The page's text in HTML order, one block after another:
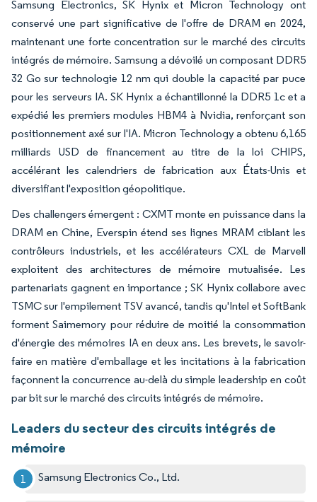
Samsung Electronics, SK Hynix et Micron Technology ont
conservé une part significative de l'offre de DRAM en 2024,
maintenant une forte concentration sur le marché des circuits
intégrés de mémoire. Samsung a dévoilé un composant DDR5
32 Go sur technologie 12 nm qui double la capacité par puce
pour les serveurs IA. SK Hynix a échantillonné la DDR5 1c et a
expédié les premiers modules HBM4 à Nvidia, renforçant son
positionnement axé sur l'IA. Micron Technology a obtenu 6,165
milliards USD de financement au titre de la loi CHIPS,
accélérant les calendriers de fabrication aux États-Unis et
diversifiant l'exposition géopolitique.
Des challengers émergent : CXMT monte en puissance dans la
DRAM en Chine, Everspin étend ses lignes MRAM ciblant les
contrôleurs industriels, et les accélérateurs CXL de Marvell
exploitent des architectures de mémoire mutualisée. Les
partenariats gagnent en importance ; SK Hynix collabore avec
TSMC sur l'empilement TSV avancé, tandis qu'Intel et SoftBank
forment Saimemory pour réduire de moitié la consommation
d'énergie des mémoires IA en deux ans. Les brevets, le savoir-
faire en matière d'emballage et les incitations à la fabrication
façonnent la concurrence au-delà du simple leadership en coût
par bit sur le marché des circuits intégrés de mémoire.
Leaders du secteur des circuits intégrés de
mémoire
Samsung Electronics Co., Ltd.